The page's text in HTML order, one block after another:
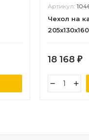
Артикул:
Чехол на
18 168 ₽